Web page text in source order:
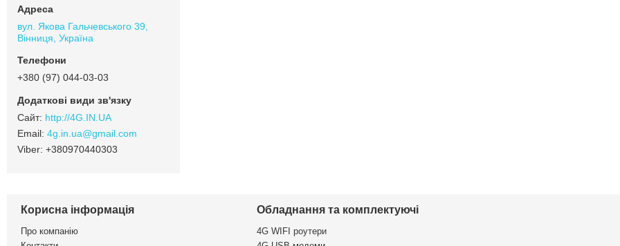
вул. Якова Гальчевського 39,
Вінниця, Україна
+380 (97) 044-03-03
http://4G.IN.UA
4g.in.ua@gmail.com
+380970440303
Корисна інформація
Про компанію
Обладнання та комплектуючі
4G WIFI роутери